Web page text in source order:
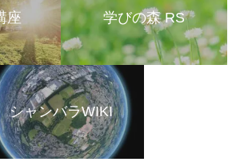
座 学びの森 RS
シャンバラWIKI